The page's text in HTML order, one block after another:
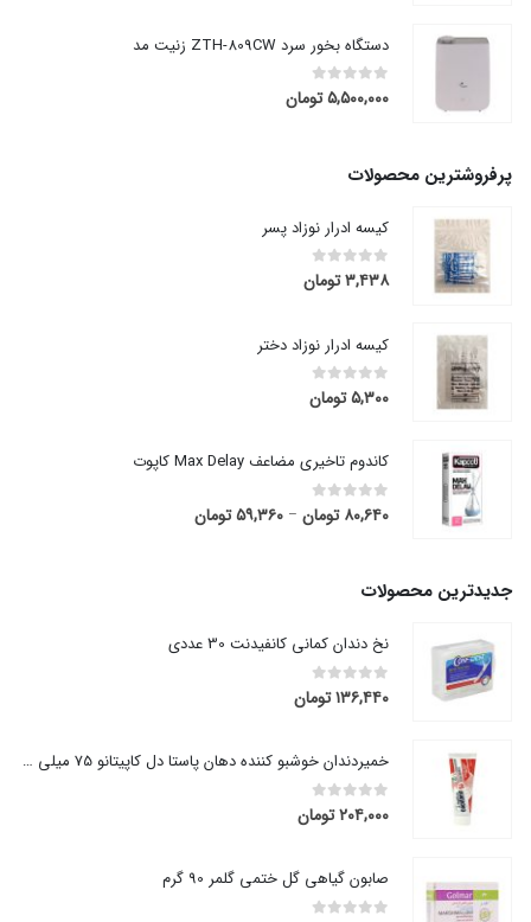
دستگاه بخور سرد ZTH-809CW زنیت مد
۵,۵۰۰,۰۰۰تومان
پرفروشترین محصولات
کیسه ادرار نوزاد پسر
0
out of 5
۳,۴۳۸تومان
کیسه ادرار نوزاد دختر
۵,۳۰۰تومان
کاندوم تاخیری مضاعف Max Delay کاپوت
0
out of 5
۸۰,۶۴۰ تومان – ۵۹,۳۶۰تومانقیمت
جدیدترین محصولات
نخ دندان کمانی کانفیدنت 30 عددی
0
out of 5
۱۳۶,۴۴۰تومان
خمیردندان خوشبو کننده دهان پاستا دل کاپیتانو 75 میلی لیتر
۲۰۴,۰۰۰تومان
صابون گیاهی گل ختمی گلمر 90 گرم